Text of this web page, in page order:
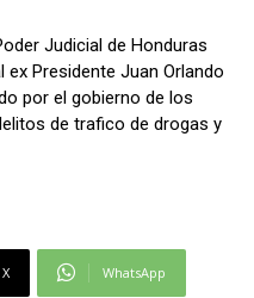
Judicial de Honduras
Presidente Juan Orlando
por el gobierno de los
de trafico de drogas y
X WhatsApp